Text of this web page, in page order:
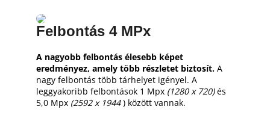
Felbontás 4 MPx
A nagyobb felbontás élesebb képet
eredményez, amely több részletet biztosít. A
nagy felbontás több tárhelyet igényel. A
leggyakoribb felbontások 1 Mpx (1280 x 720)és
5,0 Mpx (2592 x 1944) között vannak.